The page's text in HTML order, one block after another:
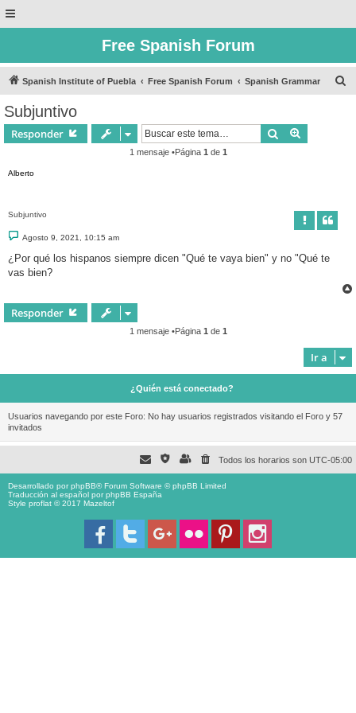
Free Spanish Forum
Spanish Institute of Puebla Free Spanish Forum Spanish Grammar
Subjuntivo
Responder Buscar
1 mensaje •Página 1 de 1
Alberto
Subjuntivo
M
e
s
a
Agosto 9, 2021, 10:15 am
¿Por qué los hispanos siempre dicen "Qué te vaya bien" y no "Qué te
vas bien?
Responder
1 mensaje •Página 1 de 1
Ir a
¿Quién está conectado?
Usuarios navegando por este Foro: No hay usuarios registrados visitando el Foro y 57
invitados
Todos los horarios son UTC-05:00
Desarrollado porphpBB® Forum Software © phpBB Limited
Traducción al español porphpBB España
Style proflat © 2017 Mazeltof